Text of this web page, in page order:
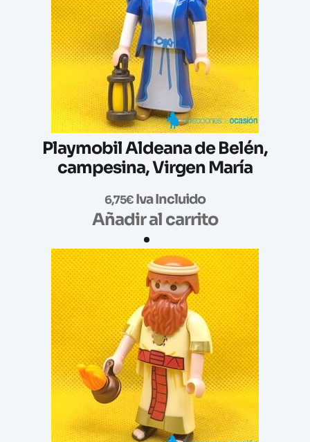
Playmobil Aldeana de Belén,
campesina, Virgen María
6,75€ Iva Incluido
Añadir al carrito